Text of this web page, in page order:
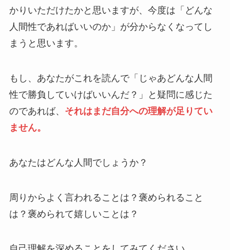
かりいただけたかと思いますが、今度は「どんな
人間性であればいいのか」が分からなくなってし
まうと思います。
もし、あなたがこれを読んで「じゃあどんな人間
性で勝負していけばいいんだ？」と疑問に感じた
のであれば、 それはまだ自分への理解が足りてい
ません。
あなたはどんな人間でしょうか？
周りからよく言われることは？褒められること
は？褒められて嬉しいことは？